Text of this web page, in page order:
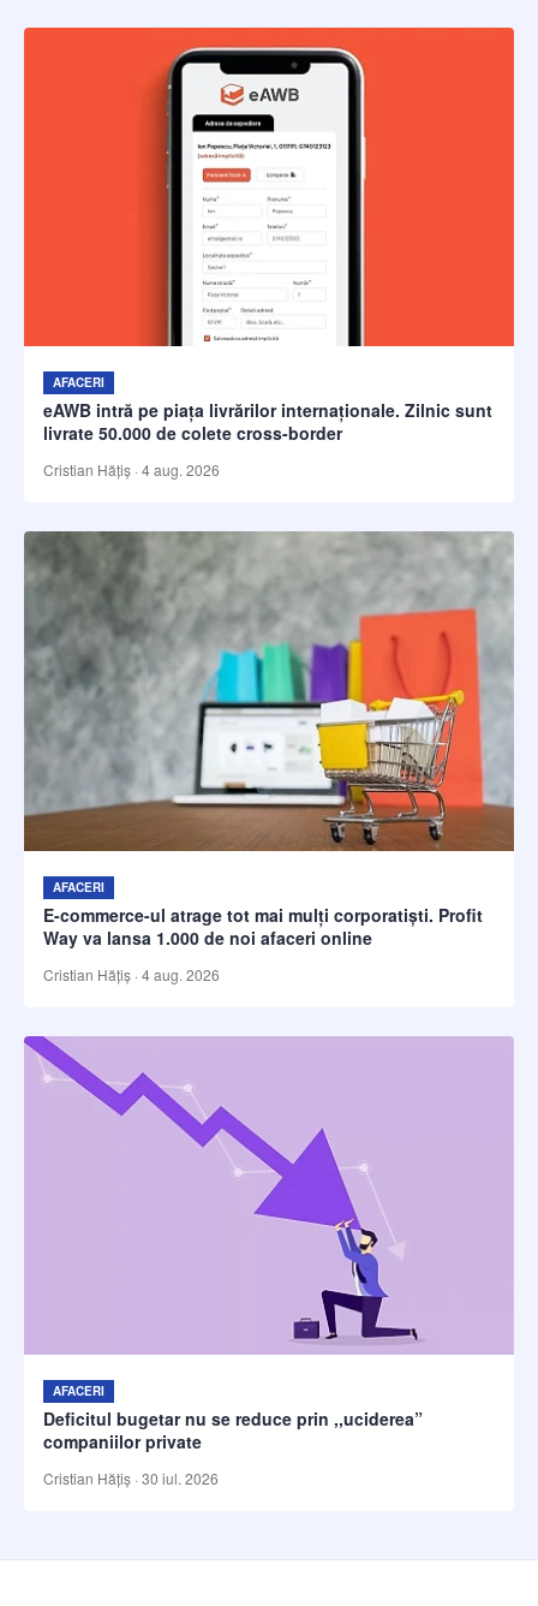
AFACERI
eAWB intră pe piața livrărilor internaționale. Zilnic sunt
livrate 50.000 de colete cross-border
Cristian Hățiș · 4 aug. 2026
AFACERI
E-commerce-ul atrage tot mai mulți corporatiști. Profit
Way va lansa 1.000 de noi afaceri online
Cristian Hățiș · 4 aug. 2026
AFACERI
Deficitul bugetar nu se reduce prin ,,uciderea”
companiilor private
Cristian Hățiș · 30 iul. 2026